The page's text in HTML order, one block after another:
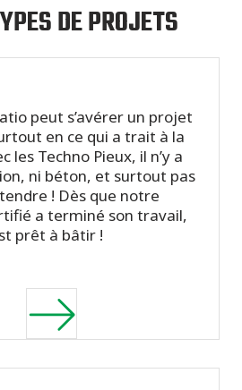
DE PROJETS
peut s’avérer un projet
en ce qui a trait à la
les Techno Pieux, il n’y a
ni béton, et surtout pas
! Dès que notre
a terminé son travail,
prêt à bâtir !